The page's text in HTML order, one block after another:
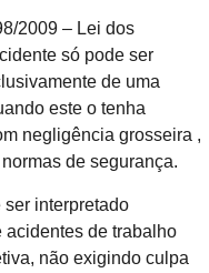
2009 – Lei dos
só pode ser
de uma
este o tenha
negligência grosseira ,
de segurança.
interpretado
acidentes de trabalho
não exigindo culpa